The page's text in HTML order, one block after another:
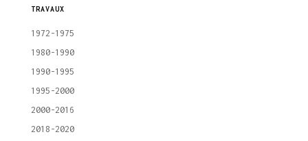
TRAVAUX
1972-1975
1980-1990
1990-1995
1995-2000
2000-2016
2018-2020